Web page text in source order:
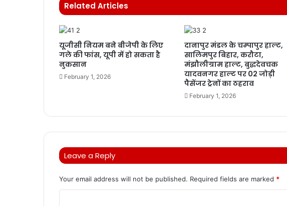
Related Articles
यूजीसी नियम बने बीजेपी के लिए
गले की फांस, यूपी में हो सकता है
नुकसान
February 1, 2026
दानापुर मंडल के चम्पापुर हाल्ट,
सालिमपुर बिहार, करौटा,
मंझौलीग्राम हाल्ट, बुद्धदेवचक
यादवनगर हाल्ट पर 02 जोड़ी
पैसेंजर ट्रेनों का ठहराव
February 1, 2026
Leave a Reply
Your email address will not be published. Required fields are marked *